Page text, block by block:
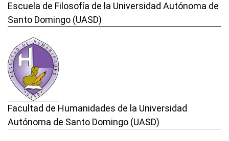
Escuela de Filosofía de la Universidad Autónoma de
Santo Domingo (UASD)
Facultad de Humanidades de la Universidad
Autónoma de Santo Domingo (UASD)